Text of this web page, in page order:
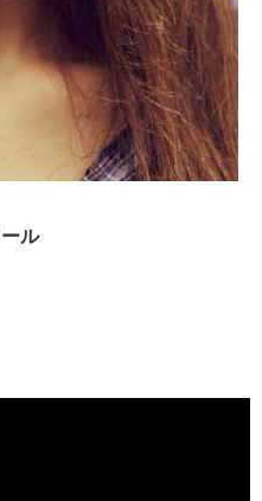
ル